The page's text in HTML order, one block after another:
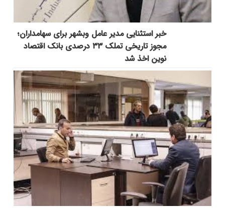
خبر استثنایی مدیر عامل وبشهر برای سهامداران؛
مجوز تاریخی تملک ۳۳ درصدی بانک اقتصاد
نوین اخذ شد